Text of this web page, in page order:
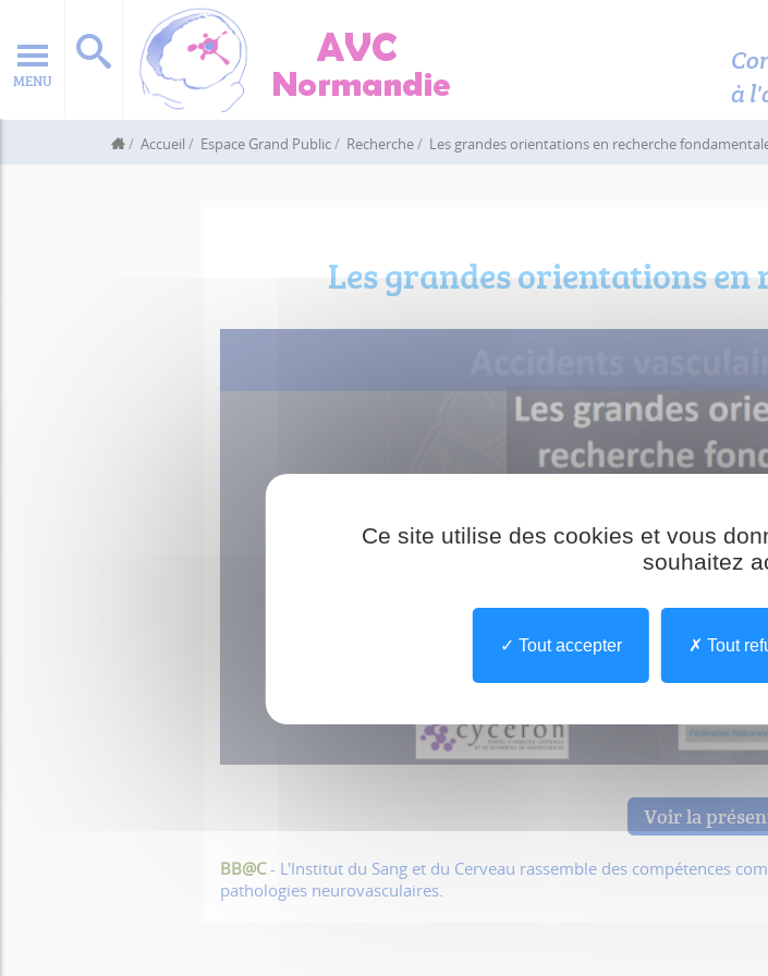
MENU
à
Accueil Espace Grand Public Recherche Les grandes orientations en recherche
Les grandes orientations
Voir la
BB@C- L'Institut du Sang et du Cerveau rassemble des compétences
pathologies neurovasculaires.
Ce site utilise des cookies et vous
souhaitez
Tout accepter Tout